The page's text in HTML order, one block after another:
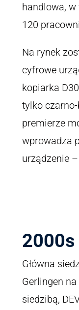
handlowa, w
120
Na rynek
cyfrowe
kopiarka
tylko czarno-
premierze
wprowadza
urządzenie
2000s
Główna
Gerlingen
siedzibą,